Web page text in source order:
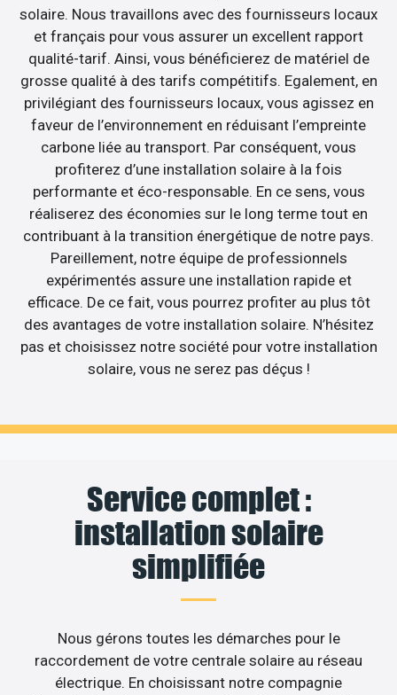
solaire. Nous travaillons avec des fournisseurs locaux
et français pour vous assurer un excellent rapport
qualité-tarif. Ainsi, vous bénéficierez de matériel de
grosse qualité à des tarifs compétitifs. Egalement, en
privilégiant des fournisseurs locaux, vous agissez en
faveur de l’environnement en réduisant l’empreinte
carbone liée au transport. Par conséquent, vous
profiterez d’une installation solaire à la fois
performante et éco-responsable. En ce sens, vous
réaliserez des économies sur le long terme tout en
contribuant à la transition énergétique de notre pays.
Pareillement, notre équipe de professionnels
expérimentés assure une installation rapide et
efficace. De ce fait, vous pourrez profiter au plus tôt
des avantages de votre installation solaire. N’hésitez
pas et choisissez notre société pour votre installation
solaire, vous ne serez pas déçus !
Service complet :
installation solaire
simplifiée
Nous gérons toutes les démarches pour le
raccordement de votre centrale solaire au réseau
électrique. En choisissant notre compagnie